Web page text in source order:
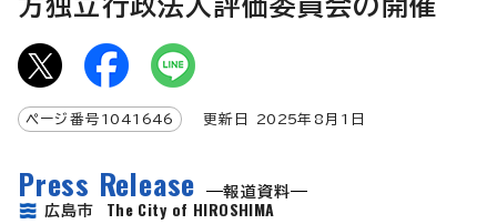
ページ番号 1041646 更新日 2025年8月1日
Press Release
報道資料
広島市 The City of HIROSHIMA